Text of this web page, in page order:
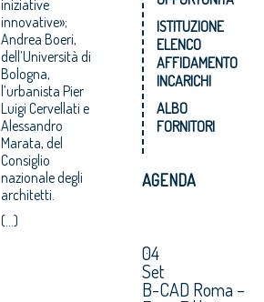
iniziative
innovative»;
Andrea Boeri,
dell’Università di
Bologna,
l’urbanista Pier
Luigi Cervellati e
Alessandro
Marata, del
Consiglio
nazionale degli
architetti.
(...)
ISTITUZIONE
ELENCO
AFFIDAMENTO
INCARICHI
ALBO
FORNITORI
AGENDA
04
Set
B-CAD Roma –